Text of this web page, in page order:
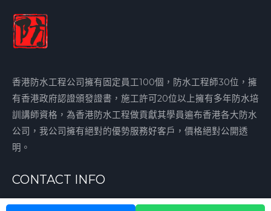
香港防水工程公司擁有固定員工100個，防水工程師30位，擁
有香港政府認證頒發證書，施工許可20位以上擁有多年防水培
訓講師資格，為香港防水工程做貢獻其學員遍布香港各大防水
公司，我公司擁有絕對的優勢服務好客戶，價格絕對公開透
明。
CONTACT INFO
香港九龍長沙灣順寧道283號順寧苑30樓